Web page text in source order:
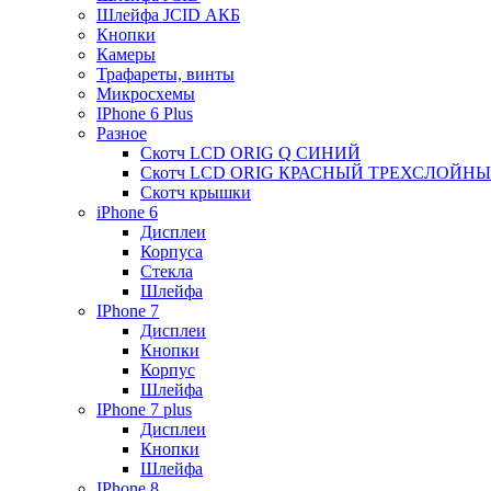
Шлейфа JCID АКБ
Кнопки
Камеры
Трафареты, винты
Микросхемы
IPhone 6 Plus
Разное
Скотч LCD ORIG Q СИНИЙ
Скотч LCD ORIG КРАСНЫЙ
Скотч крышки
iPhone 6
Дисплеи
Корпуса
Стекла
Шлейфа
IPhone 7
Дисплеи
Кнопки
Корпус
Шлейфа
IPhone 7 plus
Дисплеи
Кнопки
Шлейфа